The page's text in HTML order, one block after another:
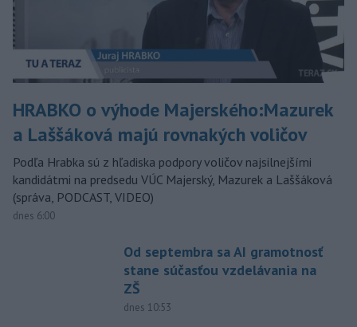
HRABKO o výhode Majerského:Mazurek
a Laššáková majú rovnakých voličov
Podľa Hrabka sú z hľadiska podpory voličov najsilnejšími
kandidátmi na predsedu VÚC Majerský, Mazurek a Laššáková
(správa, PODCAST, VIDEO)
dnes 6:00
Od septembra sa AI gramotnosť
stane súčasťou vzdelávania na
ZŠ
dnes 10:53